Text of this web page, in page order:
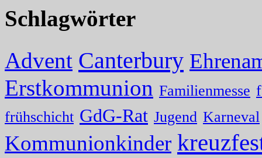
Schlagwörter
Advent Canterbury
Erstkommunion Familienmesse
frühschicht GdG-Rat Jugend Karneval
Kommunionkinder